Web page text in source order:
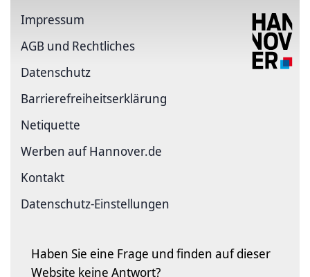
Impressum
AGB und Rechtliches
Datenschutz
Barriere­freiheits­erklärung
Netiquette
Werben auf Hannover.de
Kontakt
Datenschutz-Einstellungen
Haben Sie eine Frage und finden auf dieser
Website keine Antwort?